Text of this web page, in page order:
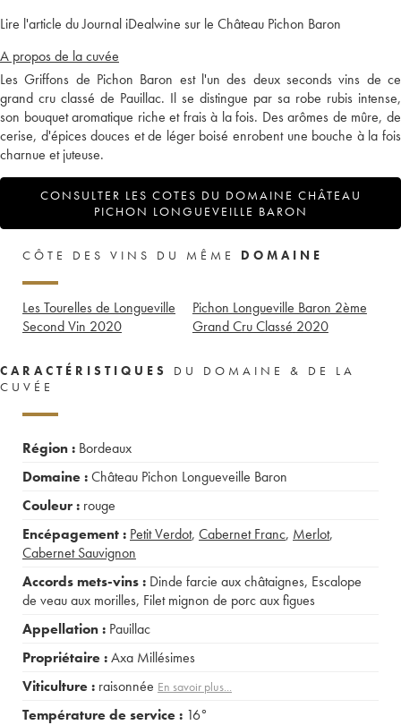
Lire l'article du Journal iDealwine sur le Château Pichon Baron
A propos de la cuvée
Les Griffons de Pichon Baron est l'un des deux seconds vins de ce
grand cru classé de Pauillac. Il se distingue par sa robe rubis intense,
son bouquet aromatique riche et frais à la fois. Des arômes de mûre, de
cerise, d'épices douces et de léger boisé enrobent une bouche à la fois
charnue et juteuse.
CONSULTER LES COTES DU DOMAINE CHÂTEAU
PICHON LONGUEVEILLE BARON
CÔTE DES VINS DU MÊME DOMAINE
Les Tourelles de Longueville
Second Vin 2020
Pichon Longueville Baron 2ème
Grand Cru Classé 2020
CARACTÉRISTIQUES
DU DOMAINE & DE LA
CUVÉE
Région : Bordeaux
Domaine :Château Pichon Longueveille Baron
Couleur : rouge
Encépagement : Petit Verdot, Cabernet Franc, Merlot,
Cabernet Sauvignon
Accords mets-vins : Dinde farcie aux châtaignes, Escalope
de veau aux morilles, Filet mignon de porc aux figues
Appellation : Pauillac
Propriétaire :Axa Millésimes
Viticulture : raisonnée En savoir plus...
Température de service : 16°